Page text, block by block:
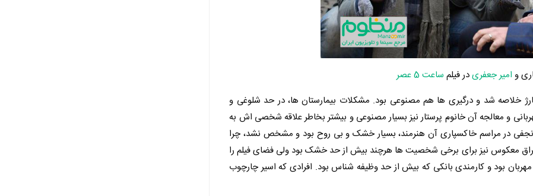
و امیر جعفریدر فیلم ساعت 5 عصر
خلاصه شد و درگیری ها هم مصنوعی بود. مشکلات بیمارستان ها، در حد شلوغی و
و معالجه آن خانوم پرستار نیز بسیار مصنوعی و بیشتر بخاطر علاقه شخصی اش به
نجفی در مراسم خاکسپاری آن هنرمند، بسیار خشک و بی روح بود و مشخص نشد، چرا
اغراق معکوس نیز برای برخی شخصیت ها هرچند بیش از حد خشک بود ولی فضای فیلم را
بود و کارمندی بانکی که بیش از حد وظیفه شناس بود. افرادی که اسیر چارچوب